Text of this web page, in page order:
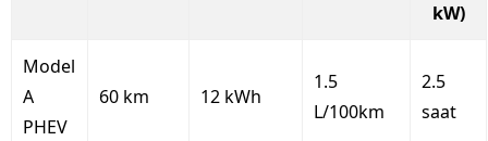
kW)
Model
A
PHEV
60 km 12 kWh
1.5
L/100km
2.5
saat